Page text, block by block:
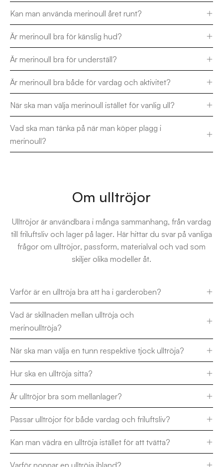
Kan man använda merinoull året runt?
Är merinoull bra för känslig hud?
Är merinoull bra för underställ?
Är merinoull bra både för vardag och aktivitet?
När ska man välja merinoull istället för vanlig ull?
Vad ska man tänka på när man köper plagg i
merinoull?
Om ulltröjor
Ulltröjor är användbara i många sammanhang, från vardag
till friluftsliv och lager på lager. Här hittar du svar på vanliga
frågor om ulltröjor, passform, materialval och vad som
skiljer olika modeller åt.
Varför är en ulltröja bra att ha i garderoben?
Vad är skillnaden mellan ulltröja och
merinoulltröja?
När ska man välja en tunn respektive tjock ulltröja?
Hur ska en ulltröja sitta?
Är ulltröjor bra som mellanlager?
Passar ulltröjor för både vardag och friluftsliv?
Kan man vädra en ulltröja istället för att tvätta?
Varför noppar en ulltröja ibland?